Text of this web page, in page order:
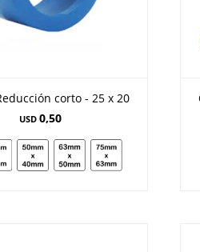
corto - 25 x 20
USD 0,50